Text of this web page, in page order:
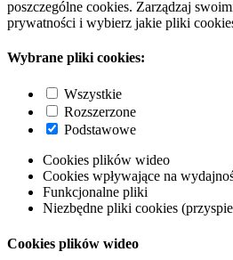
poszczególne cookies. Zarządzaj
prywatności i wybierz jakie pliki
Wybrane pliki cookies:
Wszystkie
Rozszerzone
Podstawowe
Cookies plików wideo
Cookies wpływające na
Funkcjonalne pliki
Niezbędne pliki cookies
Cookies plików wideo